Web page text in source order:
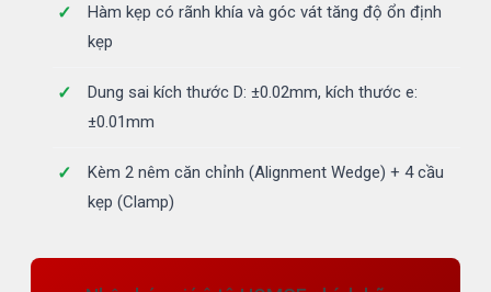
Hàm kẹp có rãnh khía và góc vát tăng độ ổn định
kẹp
Dung sai kích thước D: ±0.02mm, kích thước e:
±0.01mm
Kèm 2 nêm căn chỉnh (Alignment Wedge) + 4 cầu
kẹp (Clamp)